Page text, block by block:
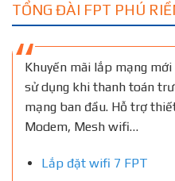
TỔNG ĐÀI FPT PHÚ
Khuyến mãi lắp mạng
sử dụng khi thanh toán
mạng ban đầu. Hỗ trợ
Modem, Mesh wifi…
Lắp đặt wifi 7 FPT